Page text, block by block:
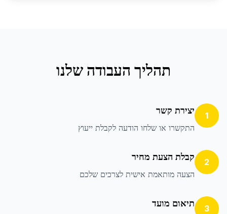
תהליך העבודה שלנו
1 יצירת קשר
התקשרו או שלחו הודעה לקבלת ייעוץ
2 קבלת הצעת מחיר
הצעה מותאמת אישית לצרכים שלכם
3 תיאום מועד